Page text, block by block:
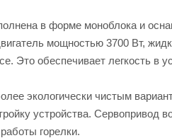
в форме моноблока и
мощностью 3700 Вт,
Это обеспечивает легкость в
экологически чистым
устройства. Сервопривод
горелки.